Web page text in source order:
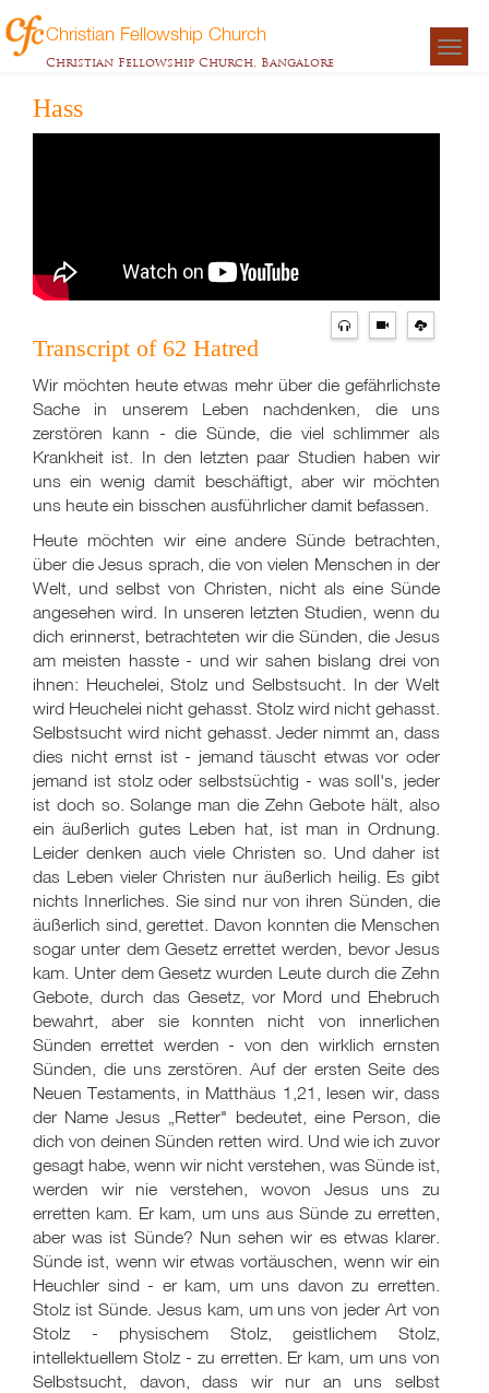
Christian Fellowship Church
Christian Fellowship Church, Bangalore
Hass
Transcript of 62 Hatred
Wir möchten heute etwas mehr über die gefährlichste
Sache in unserem Leben nachdenken, die uns
zerstören kann - die Sünde, die viel schlimmer als
Krankheit ist. In den letzten paar Studien haben wir
uns ein wenig damit beschäftigt, aber wir möchten
uns heute ein bisschen ausführlicher damit befassen.
Heute möchten wir eine andere Sünde betrachten,
über die Jesus sprach, die von vielen Menschen in der
Welt, und selbst von Christen, nicht als eine Sünde
angesehen wird. In unseren letzten Studien, wenn du
dich erinnerst, betrachteten wir die Sünden, die Jesus
am meisten hasste - und wir sahen bislang drei von
ihnen: Heuchelei, Stolz und Selbstsucht. In der Welt
wird Heuchelei nicht gehasst. Stolz wird nicht gehasst.
Selbstsucht wird nicht gehasst. Jeder nimmt an, dass
dies nicht ernst ist - jemand täuscht etwas vor oder
jemand ist stolz oder selbstsüchtig - was soll's, jeder
ist doch so. Solange man die Zehn Gebote hält, also
ein äußerlich gutes Leben hat, ist man in Ordnung.
Leider denken auch viele Christen so. Und daher ist
das Leben vieler Christen nur äußerlich heilig. Es gibt
nichts Innerliches. Sie sind nur von ihren Sünden, die
äußerlich sind, gerettet. Davon konnten die Menschen
sogar unter dem Gesetz errettet werden, bevor Jesus
kam. Unter dem Gesetz wurden Leute durch die Zehn
Gebote, durch das Gesetz, vor Mord und Ehebruch
bewahrt, aber sie konnten nicht von innerlichen
Sünden errettet werden - von den wirklich ernsten
Sünden, die uns zerstören. Auf der ersten Seite des
Neuen Testaments, in Matthäus 1,21, lesen wir, dass
der Name Jesus „Retter" bedeutet, eine Person, die
dich von deinen Sünden retten wird. Und wie ich zuvor
gesagt habe, wenn wir nicht verstehen, was Sünde ist,
werden wir nie verstehen, wovon Jesus uns zu
erretten kam. Er kam, um uns aus Sünde zu erretten,
aber was ist Sünde? Nun sehen wir es etwas klarer.
Sünde ist, wenn wir etwas vortäuschen, wenn wir ein
Heuchler sind - er kam, um uns davon zu erretten.
Stolz ist Sünde. Jesus kam, um uns von jeder Art von
Stolz - physischem Stolz, geistlichem Stolz,
intellektuellem Stolz - zu erretten. Er kam, um uns von
Selbstsucht, davon, dass wir nur an uns selbst